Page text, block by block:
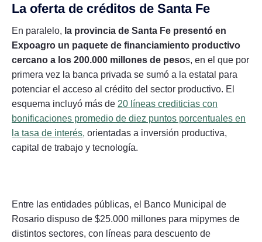
La oferta de créditos de Santa Fe
En paralelo, la provincia de Santa Fe presentó en
Expoagro un paquete de financiamiento productivo
cercano a los 200.000 millones de pesos, en el que por
primera vez la banca privada se sumó a la estatal para
potenciar el acceso al crédito del sector productivo. El
esquema incluyó más de 20 líneas crediticias con
bonificaciones promedio de diez puntos porcentuales en
la tasa de interés, orientadas a inversión productiva,
capital de trabajo y tecnología.
Entre las entidades públicas, el Banco Municipal de
Rosario dispuso de $25.000 millones para mipymes de
distintos sectores, con líneas para descuento de